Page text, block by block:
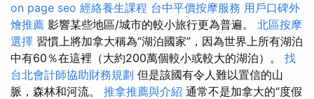
on page seo 經絡養生課程 台中平價按摩服務 用戶口碑外
燴推薦 影響某些地區/城市的較小旅行更為普遍。 北區按摩
選擇 習慣上將加拿大稱為“湖泊國家”，因為世界上所有湖泊
中有60％在這裡（大約200萬個較小或較大的湖泊）。 找
台北會計師協助財務規劃 但是該國有令人難以置信的山
脈，森林和河流。 推拿推薦與介紹 通常不是加拿大的“度假